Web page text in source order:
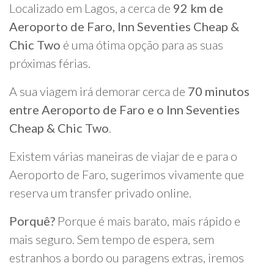
Localizado em Lagos, a cerca de 92 km de
Aeroporto de Faro, Inn Seventies Cheap &
Chic Two é uma ótima opção para as suas
próximas férias.
A sua viagem irá demorar cerca de 70 minutos
entre Aeroporto de Faro e o Inn Seventies
Cheap & Chic Two.
Existem várias maneiras de viajar de e para o
Aeroporto de Faro, sugerimos vivamente que
reserva um transfer privado online.
Porquê? Porque é mais barato, mais rápido e
mais seguro. Sem tempo de espera, sem
estranhos a bordo ou paragens extras, iremos